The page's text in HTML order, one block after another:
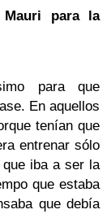
para la
para que
En aquellos
tenían que
entrenar sólo
que iba a ser la
que estaba
que debía